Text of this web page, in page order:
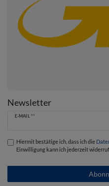
Newsletter
E-MAIL **
Newsletter
Hiermit bestätige ich, dass ich die
Einwilligung kann ich jederzeit